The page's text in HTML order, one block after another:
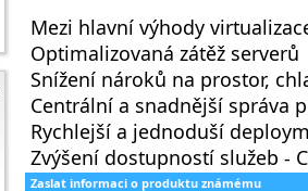
Mezi hlavní výhody
Optimalizovaná zátěž serverů
Snížení nároků na prostor,
Centrální a snadnější správa
Rychlejší a jednoduší
Zvýšení dostupností služeb -
Zaslat informaci o produktu známému